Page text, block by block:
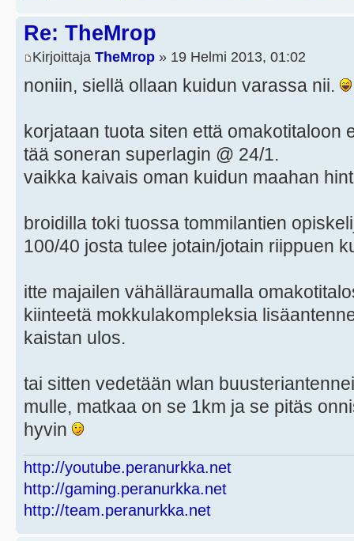
Re: TheMrop
Kirjoittaja TheMrop » 19 Helmi 2013, 01:02
noniin, siellä ollaan kuidun varassa nii.
korjataan tuota siten että omakotitaloon
tää soneran superlagin @ 24/1.
vaikka kaivais oman kuidun maahan
broidilla toki tuossa tommilantien
100/40 josta tulee jotain/jotain riippuen
itte majailen vähälläraumalla
kiinteetä mokkulakompleksia
kaistan ulos.
tai sitten vedetään wlan
mulle, matkaa on se 1km ja se pitäs
hyvin
http://youtube.peranurkka.net
http://gaming.peranurkka.net
http://team.peranurkka.net